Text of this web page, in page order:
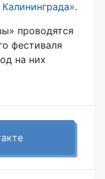
.
проводятся
фестиваля
на них